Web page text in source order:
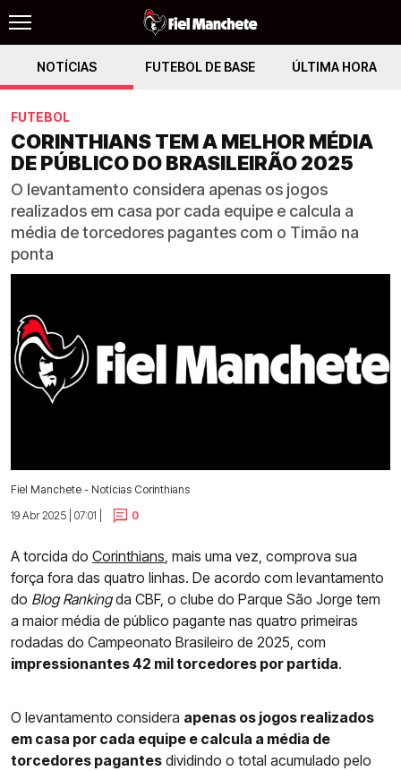
NOTÍCIAS FUTEBOL DE BASE ÚLTIMA HORA
FUTEBOL
CORINTHIANS TEM A MELHOR MÉDIA
DE PÚBLICO DO BRASILEIRÃO 2025
O levantamento considera apenas os jogos
realizados em casa por cada equipe e calcula a
média de torcedores pagantes com o Timão na
ponta
Fiel Manchete - Notícias Corinthians
19 Abr 2025 | 07:01 |
0
A torcida do Corinthians, mais uma vez, comprova sua
força fora das quatro linhas. De acordo com levantamento
do Blog Rankingda CBF, o clube do Parque São Jorge tem
a maior média de público pagante nas quatro primeiras
rodadas do Campeonato Brasileiro de 2025, com
impressionantes 42 mil torcedores por partida.
O levantamento considera apenas os jogos realizados
em casa por cada equipe e calcula a média de
torcedores pagantes dividindo o total acumulado pelo